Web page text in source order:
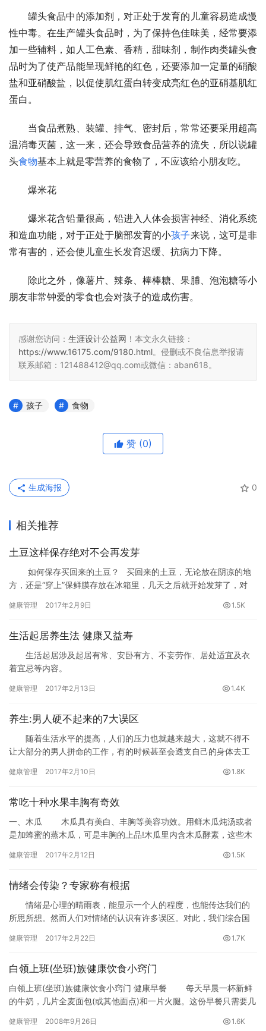
罐头食品中的添加剂，对正处于发育的儿童容易造成慢
性中毒。在生产罐头食品时，为了保持色佳味美，经常要添
加一些辅料，如人工色素、香精，甜味剂，制作肉类罐头食
品时为了使产品能呈现鲜艳的红色，还要添加一定量的硝酸
盐和亚硝酸盐，以促使肌红蛋白转变成亮红色的亚硝基肌红
蛋白。
当食品煮熟、装罐、排气、密封后，常常还要采用超高
温消毒灭菌，这一来，还会导致食品营养的流失，所以说罐
头食物基本上就是零营养的食物了，不应该给小朋友吃。
爆米花
爆米花含铅量很高，铅进入人体会损害神经、消化系统
和造血功能，对于正处于脑部发育的小孩子来说，这可是非
常有害的，还会使儿童生长发育迟缓、抗病力下降。
除此之外，像薯片、辣条、棒棒糖、果脯、泡泡糖等小
朋友非常钟爱的零食也会对孩子的造成伤害。
感谢您访问： 生涯设计公益网 ！本文永久链接：
https://www.16175.com/9180.html。侵删或不良信息举报请
联系邮箱：121488412@qq.com或微信：aban618。
孩子 食物
赞 (0)
0
生成海报
相关推荐
土豆这样保存绝对不会再发芽
如何保存买回来的土豆？ 买回来的土豆，无论放在阴凉的地
方，还是“穿上”保鲜膜存放在冰箱里，几天之后就开始发芽了，对
健康管理 2017年2月9日 1.5K
生活起居养生法 健康又益寿
生活起居涉及起居有常、安卧有方、不妄劳作、居处适宜及衣
着宜忌等内容。
健康管理 2017年2月13日 1.4K
养生:男人硬不起来的7大误区
随着生活水平的提高，人们的压力也就越来越大，这就不得不
让大部分的男人拼命的工作，有的时候甚至会透支自己的身体去工
误区有哪些吗？您知道阳痿的真正原因有哪些吗？今天小编就为您
啊。
健康管理 2017年2月10日 1.8K
常吃十种水果丰胸有奇效
一、木瓜 木瓜具有美白、丰胸等美容功效。用鲜木瓜炖汤或者
是加蜂蜜的蒸木瓜，可是丰胸的上品!木瓜里内含木瓜酵素，这些木
除赘肉。
健康管理 2017年2月12日 1.5K
情绪会传染？专家称有根据
情绪是心理的晴雨表，能显示一个人的程度，也能传达我们的
所思所想。然而人们对情绪的认识有许多误区。对此，我们综合国
健康管理 2017年2月22日 1.7K
白领上班(坐班)族健康饮食小窍门
白领上班(坐班)族健康饮食小窍门 健康早餐 每天早晨一杯新鲜
的牛奶，几片全麦面包(或其他面点)和一片火腿。这份早餐只需要几
健康管理 2008年9月26日 1.6K